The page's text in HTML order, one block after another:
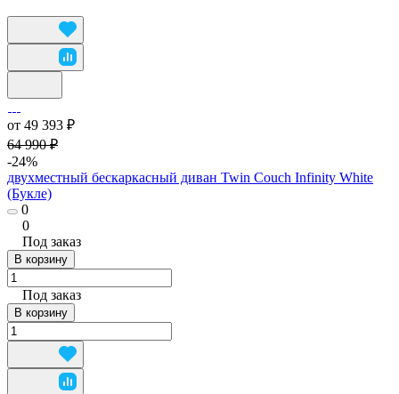
от 49 393 ₽
64 990 ₽
-24%
двухместный бескаркасный диван Twin Couch Infinity White
(Букле)
0
0
Под заказ
В корзину
Под заказ
В корзину